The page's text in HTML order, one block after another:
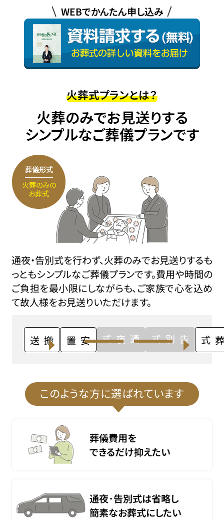
WEBでかんたん申し込み
火葬式プランとは？
火葬のみでお見送りする
シンプルなご葬儀プランです
葬儀形式
火葬のみの
お葬式
通夜・告別式を行わず、火葬のみでお見送りするも
っともシンプルなご葬儀プランです。費用や時間の
ご負担を最小限にしながらも、ご家族で心を込め
て故人様をお見送りいただけます。
搬送 安置 通夜式 告別式 火葬式
このような方に選ばれています
葬儀費用を
できるだけ抑えたい
通夜･告別式は省略し
簡素なお葬式にしたい